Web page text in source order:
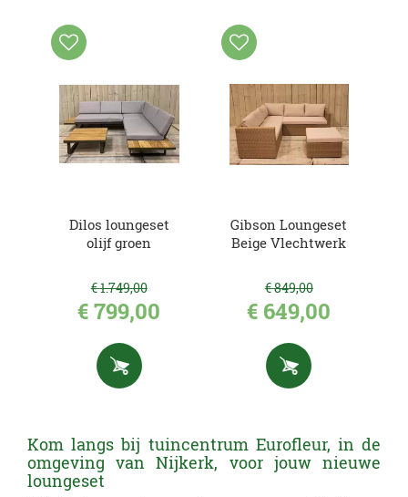
Dilos loungeset
olijf groen
€1.749,00
€799,00
Gibson Loungeset
Beige Vlechtwerk
€849,00
€ 649,00
Kom langs bij tuincentrum Eurofleur, in de
omgeving van Nijkerk, voor jouw nieuwe
loungeset